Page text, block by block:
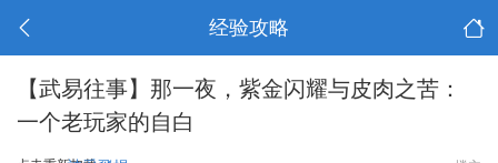
经验攻略
【武易往事】那一夜，紫金闪耀与皮肉之苦：
一个老玩家的自白